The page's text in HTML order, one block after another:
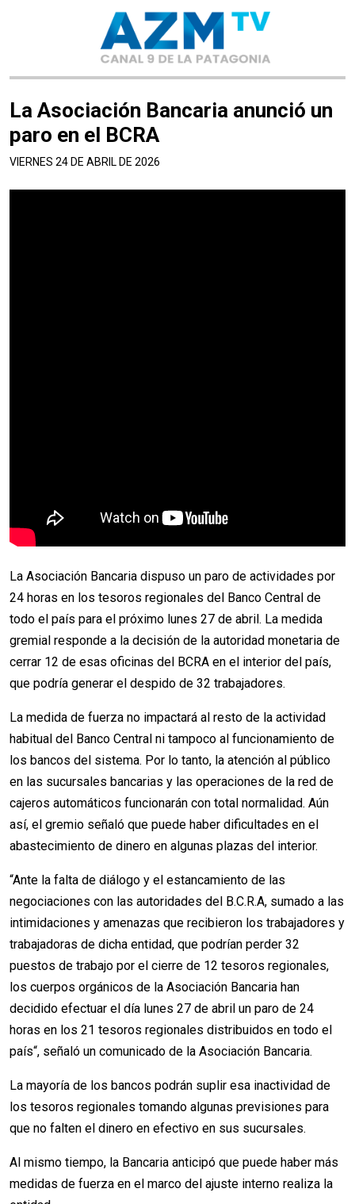
La Asociación Bancaria anunció un
paro en el BCRA
VIERNES 24 DE ABRIL DE 2026
La Asociación Bancaria dispuso un paro de actividades por
24 horas en los tesoros regionales del Banco Central de
todo el país para el próximo lunes 27 de abril. La medida
gremial responde a la decisión de la autoridad monetaria de
cerrar 12 de esas oficinas del BCRA en el interior del país,
que podría generar el despido de 32 trabajadores.
La medida de fuerza no impactará al resto de la actividad
habitual del Banco Central ni tampoco al funcionamiento de
los bancos del sistema. Por lo tanto, la atención al público
en las sucursales bancarias y las operaciones de la red de
cajeros automáticos funcionarán con total normalidad. Aún
así, el gremio señaló que puede haber dificultades en el
abastecimiento de dinero en algunas plazas del interior.
“Ante la falta de diálogo y el estancamiento de las
negociaciones con las autoridades del B.C.R.A, sumado a las
intimidaciones y amenazas que recibieron los trabajadores y
trabajadoras de dicha entidad, que podrían perder 32
puestos de trabajo por el cierre de 12 tesoros regionales,
los cuerpos orgánicos de la Asociación Bancaria han
decidido efectuar el día lunes 27 de abril un paro de 24
horas en los 21 tesoros regionales distribuidos en todo el
país“, señaló un comunicado de la Asociación Bancaria.
La mayoría de los bancos podrán suplir esa inactividad de
los tesoros regionales tomando algunas previsiones para
que no falten el dinero en efectivo en sus sucursales.
Al mismo tiempo, la Bancaria anticipó que puede haber más
medidas de fuerza en el marco del ajuste interno realiza la